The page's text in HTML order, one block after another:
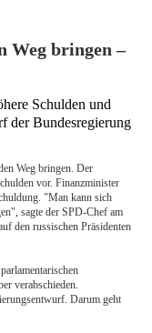
Weg bringen –
Schulden und
der Bundesregierung
Weg bringen. Der
vor. Finanzminister
"Man kann sich
sagte der SPD-Chef am
den russischen Präsidenten
verabschieden.
Darum geht